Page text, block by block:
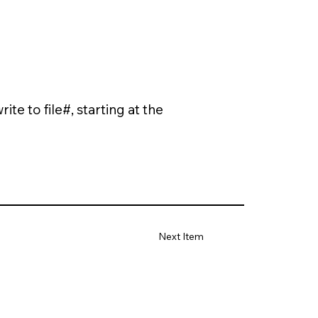
to file#, starting at the
Next Item